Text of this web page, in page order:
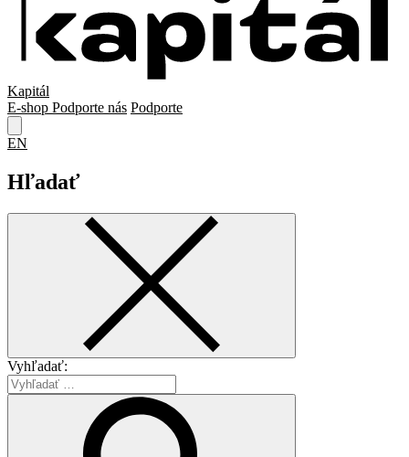
Kapitál
E-shop Podporte nás Podporte
EN
Hľadať
Vyhľadať: